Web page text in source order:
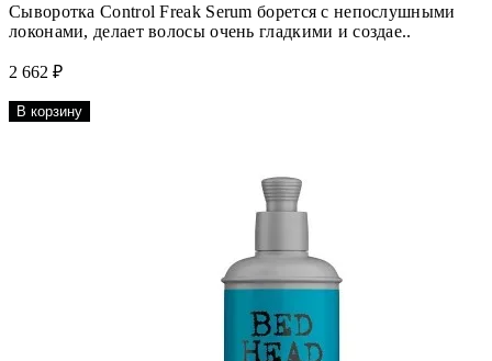
Сыворотка Control Freak Serum борется с непослушными
локонами, делает волосы очень гладкими и создае..
2 662 ₽
В корзину